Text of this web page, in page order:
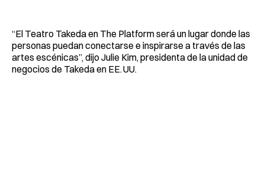
“El Teatro Takeda en The Platform será un lugar donde las
personas puedan conectarse e inspirarse a través de las
artes escénicas”, dijo Julie Kim, presidenta de la unidad de
negocios de Takeda en EE. UU.